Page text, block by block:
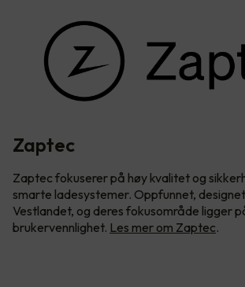
Zaptec
Zaptec fokuserer på høy kvalitet og
smarte ladesystemer. Oppfunnet,
Vestlandet, og deres fokusområde ligger
brukervennlighet. Les mer om Zaptec.